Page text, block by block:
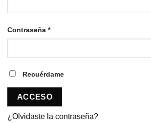
Contraseña *
Recuérdame
ACCESO
¿Olvidaste la contraseña?